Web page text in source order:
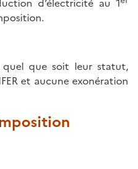
d’électricité au 1
quel que soit leur statut,
et aucune exonération